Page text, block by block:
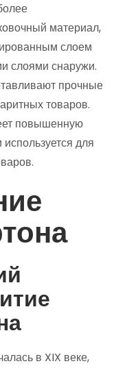
материал,
слоем
слоями снаружи.
прочные
товаров.
повышенную
используется для
в XIX веке,